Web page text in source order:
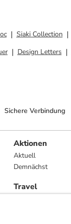
Siaki Collection
Design Letters
Sichere Verbindung
Aktionen
Aktuell
Demnächst
Travel